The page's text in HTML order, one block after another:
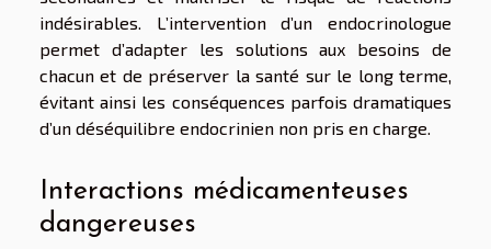
indésirables. L’intervention d’un endocrinologue
permet d’adapter les solutions aux besoins de
chacun et de préserver la santé sur le long terme,
évitant ainsi les conséquences parfois dramatiques
d’un déséquilibre endocrinien non pris en charge.
Interactions médicamenteuses
dangereuses